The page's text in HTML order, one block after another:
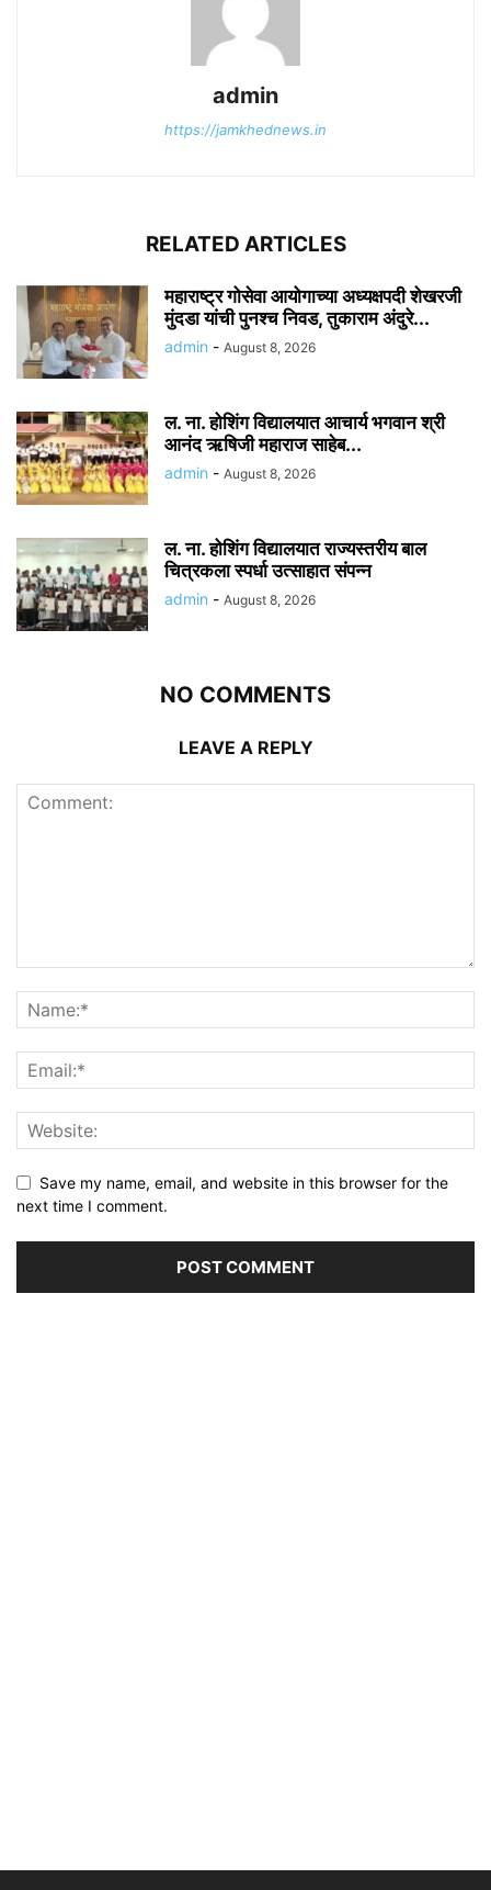
admin
https://jamkhednews.in
RELATED ARTICLES
महाराष्ट्र गोसेवा आयोगाच्या अध्यक्षपदी शेखरजी
मुंदडा यांची पुनश्च निवड, तुकाराम अंदुरे...
admin - August 8, 2026
ल. ना. होशिंग विद्यालयात आचार्य भगवान श्री
आनंद ऋषिजी महाराज साहेब...
admin - August 8, 2026
ल. ना. होशिंग विद्यालयात राज्यस्तरीय बाल
चित्रकला स्पर्धा उत्साहात संपन्न
admin - August 8, 2026
NO COMMENTS
LEAVE A REPLY
Save my name, email, and website in this browser for the
next time I comment.